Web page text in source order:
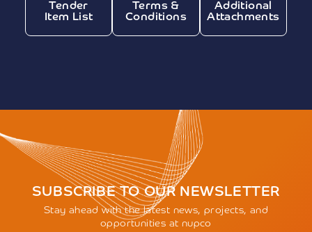
Tender
Item List
Terms &
Conditions
Additional
Attachments
SUBSCRIBE TO OUR NEWSLETTER
Stay ahead with the latest news, projects, and
opportunities at nupco